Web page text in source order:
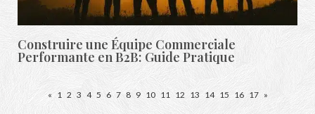
Construire une Équipe Commerciale
Performante en B2B: Guide Pratique
« 1 2 3 4 5 6 7 8 9 10 11 12 13 14 15 16 17 »